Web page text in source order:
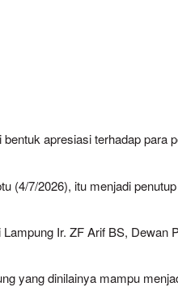
apresiasi terhadap para
(4/7/2026), itu menjadi
Ir. ZF Arif BS, Dewan
yang dinilainya mampu